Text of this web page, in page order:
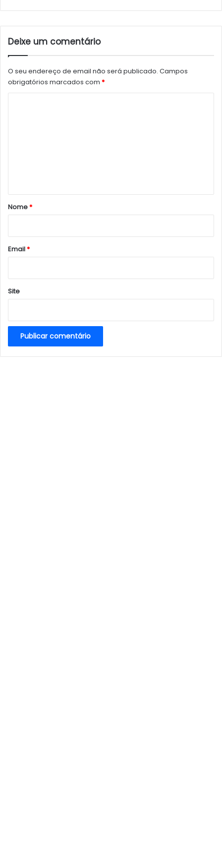
Deixe um comentário
O seu endereço de email não será publicado. Campos
obrigatórios marcados com *
r
*
Nome*
Email*
Site